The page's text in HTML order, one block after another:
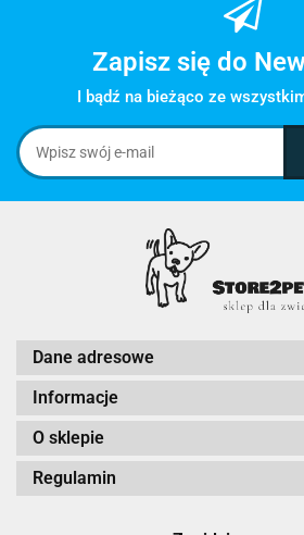
Zapisz się do
I bądź na bieżąco ze
Dane adresowe
Informacje
O sklepie
Regulamin